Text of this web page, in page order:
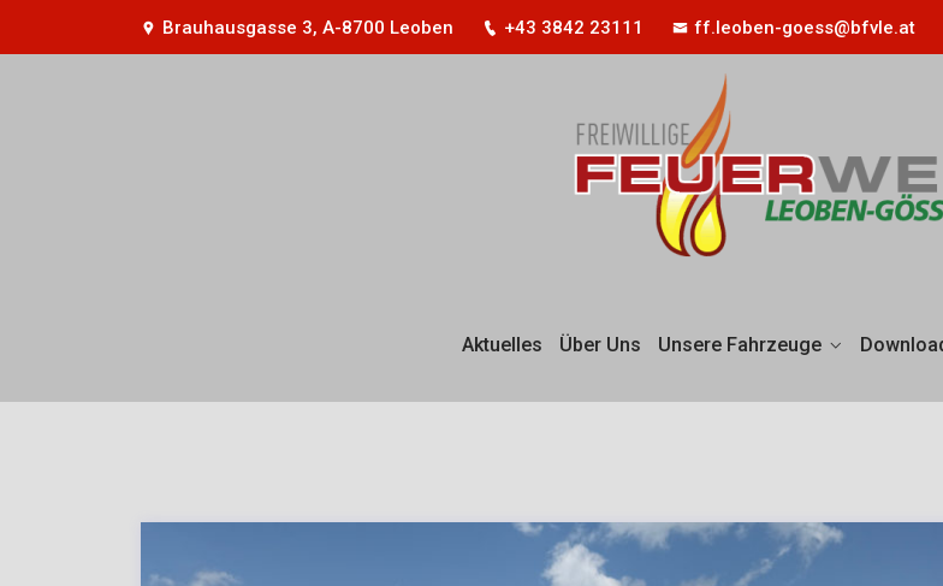
Brauhausgasse 3, A-8700 Leoben +43 3842 23111 ff.leoben-goess@bfvle.at
Aktuelles Über Uns Unsere Fahrzeuge